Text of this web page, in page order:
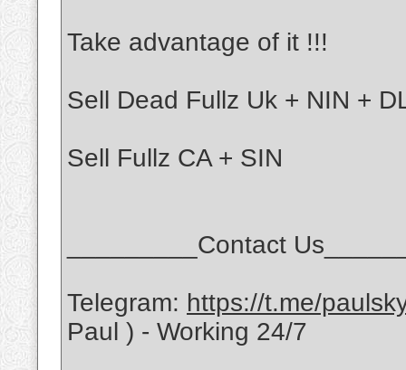
Take advantage of it !!!
Sell Dead Fullz Uk + NIN +
Sell Fullz CA + SIN
_________Contact
Telegram: https://t.me/
Paul ) - Working 24/7